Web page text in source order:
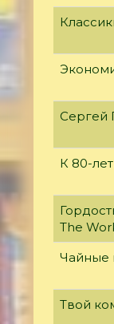
Сергей
К 80-
The
Чайные
Твой